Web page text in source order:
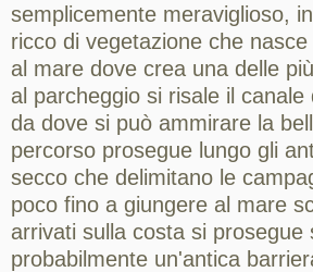
semplicemente meraviglioso,
ricco di vegetazione che
al mare dove crea una delle
al parcheggio si risale il
da dove si può ammirare la
percorso prosegue lungo gli
secco che delimitano le
poco fino a giungere al mare
arrivati sulla costa si
probabilmente un'antica